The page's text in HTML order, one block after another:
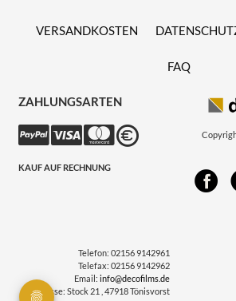
VERSANDKOSTEN
FAQ
ZAHLUNGSARTEN
KAUF AUF RECHNUNG
Telefon: 02156 9142961
Telefax: 02156 9142962
Email: info@decofilms.de
Adresse: Stock 21 , 47918 Tönisvorst